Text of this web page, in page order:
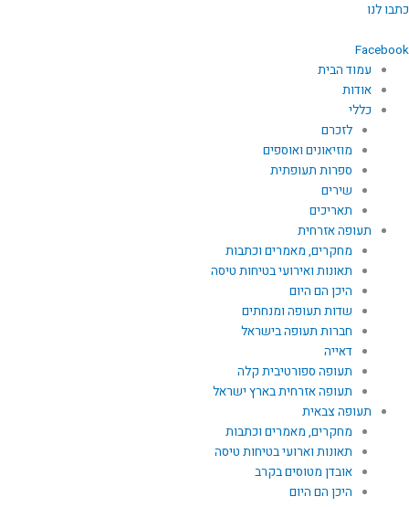
דילוג
כתבו לנו
Facebook
עמוד הבית
אודות
כללי
לזכרם
מוזיאונים ואוספים
ספרות תעופתית
שירים
תאריכים
תעופה אזרחית
מחקרים, מאמרים וכתבות
תאונות ואירועי בטיחות טיסה
היכן הם היום
שדות תעופה ומנחתים
חברות תעופה בישראל
דאייה
תעופה ספורטיבית קלה
תעופה אזרחית בארץ ישראל
תעופה צבאית
מחקרים, מאמרים וכתבות
תאונות וארועי בטיחות טיסה
אובדן מטוסים בקרב
היכן הם היום